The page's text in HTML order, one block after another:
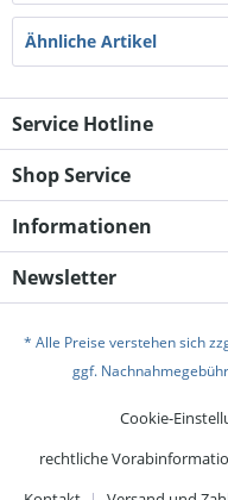
Ähnliche Artikel
Service Hotline
Shop Service
Informationen
Newsletter
* Alle Preise verstehen sich
ggf.
Cookie-
rechtliche